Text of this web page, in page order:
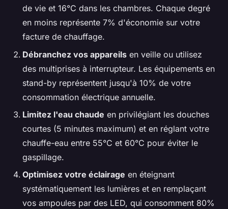
de vie et 16°C dans les chambres. Chaque degré
en moins représente 7% d'économie sur votre
facture de chauffage.
Débranchez vos appareils en veille ou utilisez
des multiprises à interrupteur. Les équipements en
stand-by représentent jusqu'à 10% de votre
consommation électrique annuelle.
Limitez l'eau chaude en privilégiant les douches
courtes (5 minutes maximum) et en réglant votre
chauffe-eau entre 55°C et 60°C pour éviter le
gaspillage.
Optimisez votre éclairage en éteignant
systématiquement les lumières et en remplaçant
vos ampoules par des LED, qui consomment 80%